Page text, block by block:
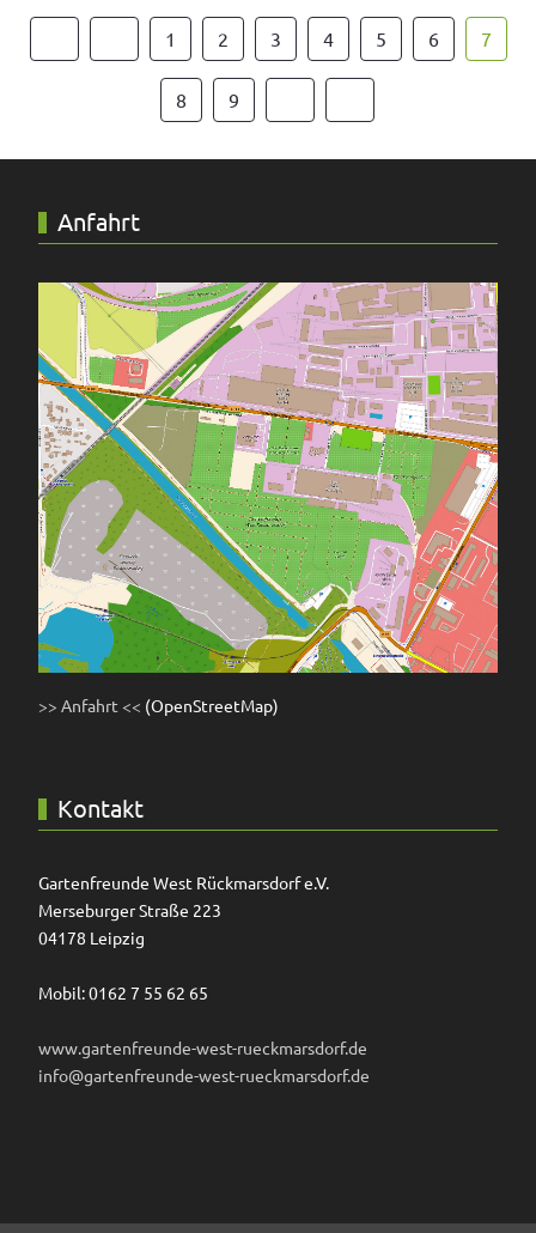
1 2 3 4 5 6 7
8 9
Anfahrt
>> Anfahrt << (OpenStreetMap)
Kontakt
Gartenfreunde West Rückmarsdorf e.V.
Merseburger Straße 223
04178 Leipzig
Mobil: 0162 7 55 62 65
www.gartenfreunde-west-rueckmarsdorf.de
info@gartenfreunde-west-rueckmarsdorf.de